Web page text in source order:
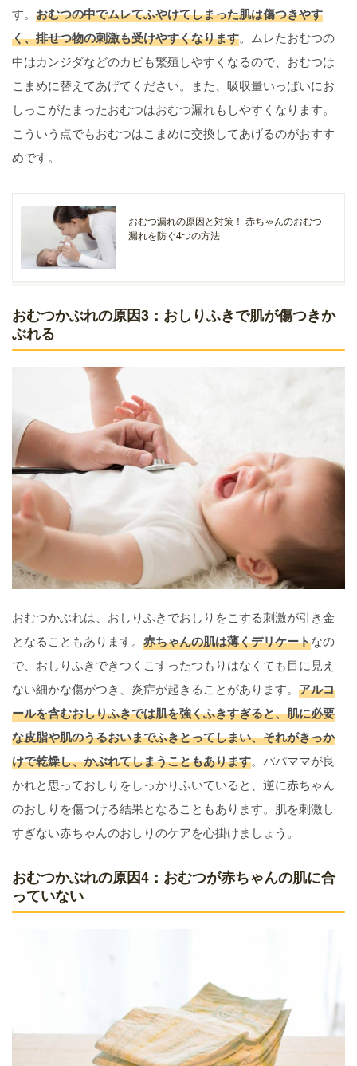
す。 おむつの中でムレてふやけてしまった肌は傷つきやす
く、排せつ物の刺激も受けやすくなります。ムレたおむつの
中はカンジダなどのカビも繁殖しやすくなるので、おむつは
こまめに替えてあげてください。また、吸収量いっぱいにお
しっこがたまったおむつはおむつ漏れもしやすくなります。
こういう点でもおむつはこまめに交換してあげるのがおすす
めです。
おむつ漏れの原因と対策！ 赤ちゃんのおむつ
漏れを防ぐ4つの方法
おむつかぶれの原因3：おしりふきで肌が傷つきか
ぶれる
おむつかぶれは、おしりふきでおしりをこする刺激が引き金
となることもあります。 赤ちゃんの肌は薄くデリケートなの
で、おしりふきできつくこすったつもりはなくても目に見え
ない細かな傷がつき、炎症が起きることがあります。 アルコ
ールを含むおしりふきでは肌を強くふきすぎると、肌に必要
な皮脂や肌のうるおいまでふきとってしまい、それがきっか
けで乾燥し、かぶれてしまうこともあります。パパママが良
かれと思っておしりをしっかりふいていると、逆に赤ちゃん
のおしりを傷つける結果となることもあります。肌を刺激し
すぎない赤ちゃんのおしりのケアを心掛けましょう。
おむつかぶれの原因4：おむつが赤ちゃんの肌に合
っていない